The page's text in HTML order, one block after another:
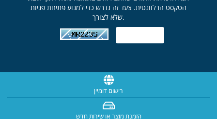
הטקסט הרלוונטית. צעד זה נדרש כדי למנוע פתיחת פניות
שלא לצורך.
רישום דומיין
הזמנת מוצר או שירות חדש